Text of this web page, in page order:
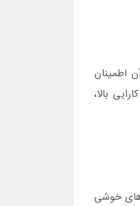
اطمینان
بالا،
های خوشی